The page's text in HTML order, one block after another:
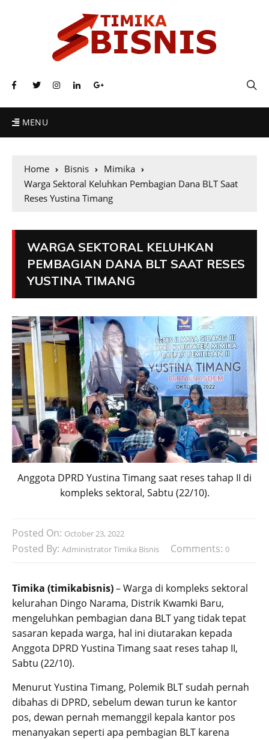
MENU
Home Bisnis
Mimika
Warga Sektoral Keluhkan Pembagian Dana BLT Saat
Reses Yustina Timang
WARGA SEKTORAL KELUHKAN
PEMBAGIAN DANA BLT SAAT RESES
YUSTINA TIMANG
Anggota DPRD Yustina Timang saat reses tahap II di
kompleks sektoral, Sabtu (22/10).
Posted On: October 23, 2022
Posted By: Administrator Timika Bisnis Comments: 0
Timika (timikabisnis)– Warga di kompleks sektoral
kelurahan Dingo Narama, Distrik Kwamki Baru,
mengeluhkan pembagian dana BLT yang tidak tepat
sasaran kepada warga, hal ini diutarakan kepada
Anggota DPRD Yustina Timang saat reses tahap II,
Sabtu (22/10).
Menurut Yustina Timang, Polemik BLT sudah pernah
dibahas di DPRD, sebelum dewan turun ke kantor
pos, dewan pernah memanggil kepala kantor pos
menanyakan seperti apa pembagian BLT karena